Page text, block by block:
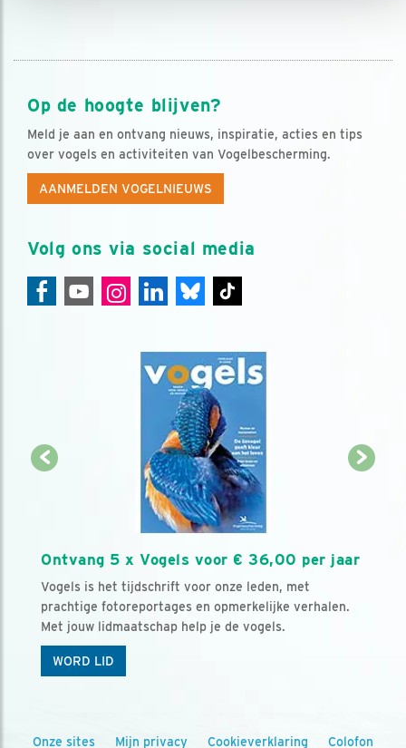
Op de hoogte blijven?
Meld je aan en ontvang nieuws, inspiratie, acties en tips
over vogels en activiteiten van Vogelbescherming.
AANMELDEN VOGELNIEUWS
Volg ons via social media
Ontvang 5 x Vogels voor € 36,00 per jaar
Vogels is het tijdschrift voor onze leden, met
prachtige fotoreportages en opmerkelijke verhalen.
Met jouw lidmaatschap help je de vogels.
WORD LID
Onze sites Mijn privacy Cookieverklaring Colofon